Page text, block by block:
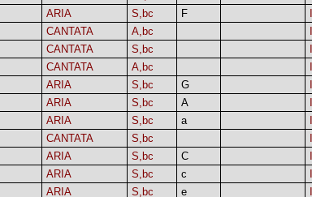
ARIA S,bc F
CANTATA A,bc
CANTATA S,bc
CANTATA A,bc
ARIA S,bc G
ARIA S,bc A
ARIA S,bc a
CANTATA S,bc
ARIA S,bc C
ARIA S,bc c
ARIA S,bc e